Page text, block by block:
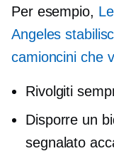
Per esempio,
Angeles
camioncini che
Rivolgiti
Disporre un
segnalato